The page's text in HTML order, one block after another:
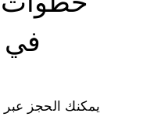
في
يمكنك الحجز عبر